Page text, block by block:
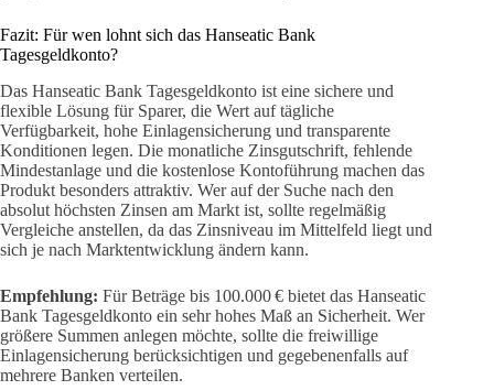
Fazit: Für wen lohnt sich das Hanseatic Bank
Tagesgeldkonto?
Das Hanseatic Bank Tagesgeldkonto ist eine sichere und
flexible Lösung für Sparer, die Wert auf tägliche
Verfügbarkeit, hohe Einlagensicherung und transparente
Konditionen legen. Die monatliche Zinsgutschrift, fehlende
Mindestanlage und die kostenlose Kontoführung machen das
Produkt besonders attraktiv. Wer auf der Suche nach den
absolut höchsten Zinsen am Markt ist, sollte regelmäßig
Vergleiche anstellen, da das Zinsniveau im Mittelfeld liegt und
sich je nach Marktentwicklung ändern kann.
Empfehlung: Für Beträge bis 100.000 € bietet das Hanseatic
Bank Tagesgeldkonto ein sehr hohes Maß an Sicherheit. Wer
größere Summen anlegen möchte, sollte die freiwillige
Einlagensicherung berücksichtigen und gegebenenfalls auf
mehrere Banken verteilen.